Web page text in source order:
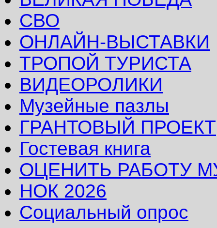
СВО
ОНЛАЙН-ВЫСТАВКИ
ТРОПОЙ ТУРИСТА
ВИДЕОРОЛИКИ
Музейные пазлы
ГРАНТОВЫЙ ПРОЕКТ
Гостевая книга
ОЦЕНИТЬ РАБОТУ
НОК 2026
Социальный опрос